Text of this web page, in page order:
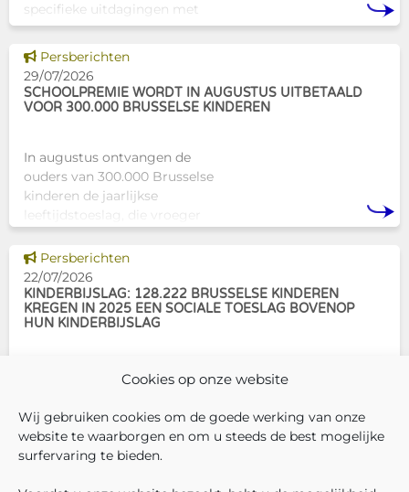
Cookies op onze website
Wij gebruiken cookies om de goede werking van onze
website te waarborgen en om u steeds de best mogelijke
surfervaring te bieden.
specifieke uitdagingen met
zich meebrengen voor zowel
professionals als naasten. In
Brussel biedt Atelier Tam-Tam
een concrete oplossing in
Dit nieuws tonen
Persberichten
29/07/2026
SCHOOLPREMIE WORDT IN AUGUSTUS UITBETAALD
VOOR 300.000 BRUSSELSE KINDEREN
In augustus ontvangen de
ouders van 300.000 Brusselse
kinderen de jaarlijkse
leeftijdstoeslag, die vroeger
schoolpremie. Deze financiële
ondersteuning helpt gezinnen
om de kosten
Dit nieuws tonen
Persberichten
22/07/2026
KINDERBIJSLAG: 128.222 BRUSSELSE KINDEREN
KREGEN IN 2025 EEN SOCIALE TOESLAG BOVENOP
HUN KINDERBIJSLAG
In december 2025 hadden
304.966 Brusselse kinderen
recht op kinderbijslag. Van hen
ontvingen 128.222 kinderen ook
een sociale toeslag boven op
komt overeen met 42,04% van
WIE ZIJN WIJ ?